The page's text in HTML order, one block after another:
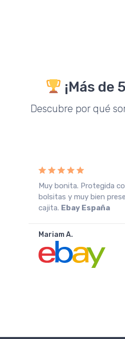
¡Más
Descubre por qué
Muy bonita. Protegida
bolsitas y muy bien
cajita. Ebay España
Mariam A.